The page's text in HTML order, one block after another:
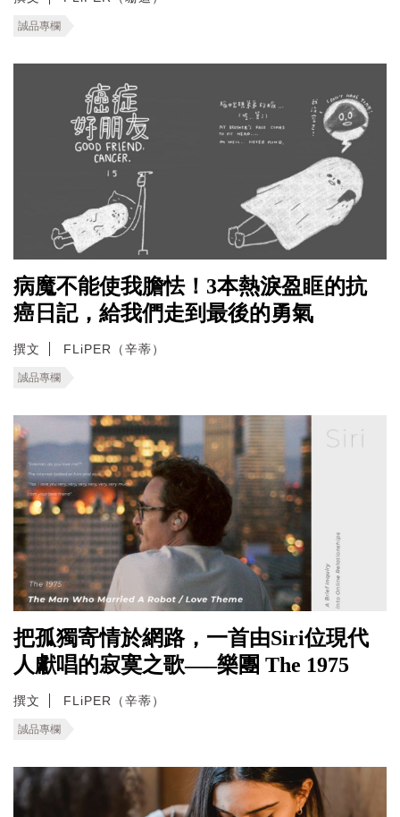
誠品專欄
病魔不能使我膽怯！3本熱淚盈眶的抗
癌日記，給我們走到最後的勇氣
撰文 FLiPER（辛蒂）
誠品專欄
把孤獨寄情於網路，一首由Siri位現代
人獻唱的寂寞之歌—–樂團 The 1975
撰文 FLiPER（辛蒂）
誠品專欄